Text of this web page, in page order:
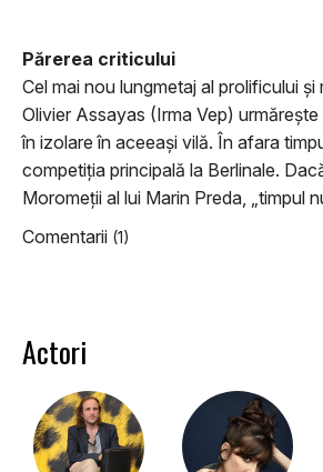
Părerea criticului
Cel mai nou lungmetaj al prolificului și
Olivier Assayas (Irma Vep)
în izolare în aceeași vilă. În afara
competiția principală la Berlinale.
Moromeții al lui Marin Preda, „timpul
Comentarii (1)
Actori